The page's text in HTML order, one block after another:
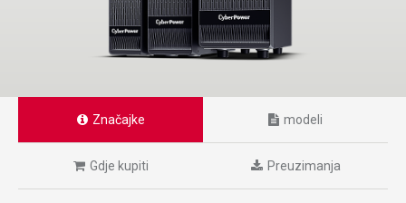
Značajke modeli
Gdje kupiti Preuzimanja